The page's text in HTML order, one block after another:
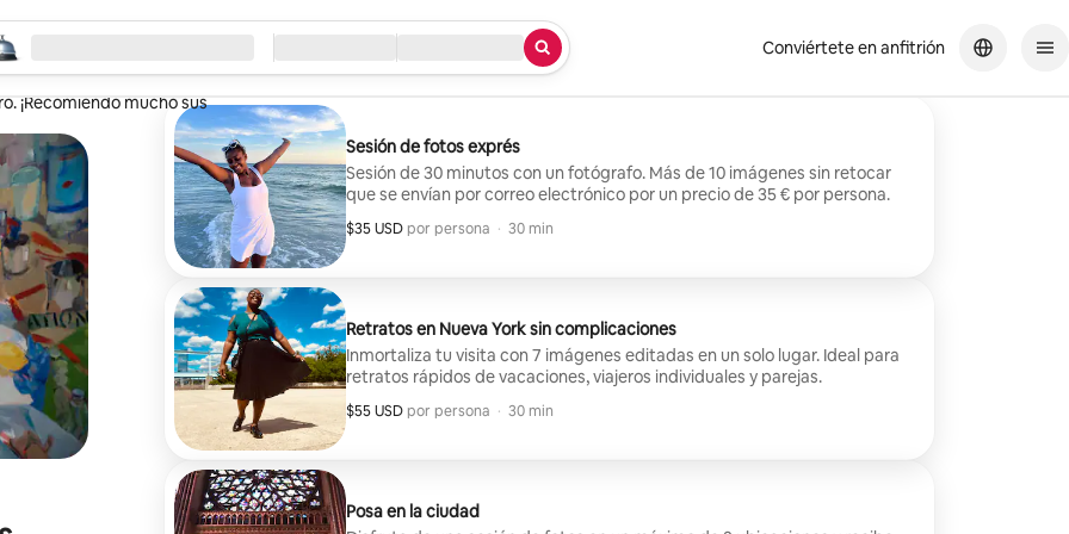
la búsqueda Llegada / Salida Conviértete en anfitrión
Sesión de fotos exprés
Sesión de 30 minutos con un fotógrafo. Más de 10 imágenes sin retocar
que se envían por correo electrónico por un precio de 35 € por persona.
$35 USD por persona
$35 USD por huésped
, · 30 min
Retratos en Nueva York sin complicaciones
Inmortaliza tu visita con 7 imágenes editadas en un solo lugar. Ideal para
retratos rápidos de vacaciones, viajeros individuales y parejas.
$55 USD por persona
$55 USD por huésped
, · 30 min
Posa en la ciudad
a gusto. Su auténtica pasión
¡Recomiendo mucho sus